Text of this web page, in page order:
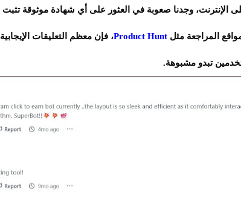
الإنترنت، وجدنا صعوبة في العثور على أي شهادة موثوقة
المراجعة مثل ، فإن معظم التعليقات
تبدو مشبوهة.